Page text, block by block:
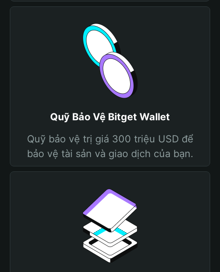
Quỹ Bảo Vệ Bitget Wallet
Quỹ bảo vệ trị giá 300 triệu USD để
bảo vệ tài sản và giao dịch của bạn.